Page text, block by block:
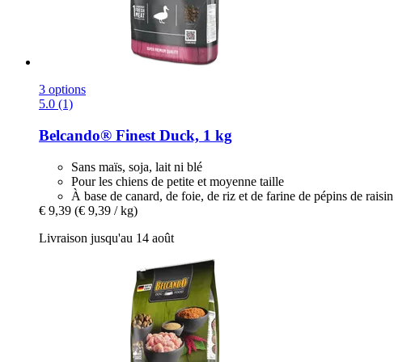
3 options
5.0 (1)
Belcando® Finest Duck, 1 kg
Sans maïs, soja, lait ni blé
Pour les chiens de petite et moyenne taille
À base de canard, de foie, de riz et de farine de pépins de raisin
€ 9,39 (€ 9,39 / kg)
Livraison jusqu'au 14 août